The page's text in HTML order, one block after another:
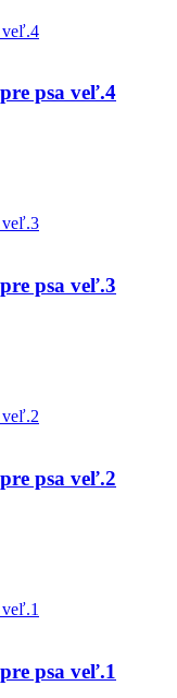
psa veľ.4
psa veľ.3
psa veľ.2
psa veľ.1